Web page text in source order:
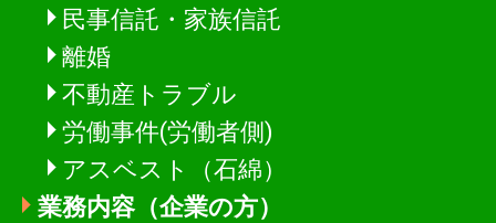
民事信託・家族信託
離婚
不動産トラブル
労働事件(労働者側)
アスベスト（石綿）
業務内容（企業の方）